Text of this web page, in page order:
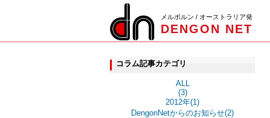
メルボルン / オーストラリア発
DENGON NET
コラム記事カテゴリ
ALL
(3)
2012年(1)
DengonNetからのお知らせ(2)